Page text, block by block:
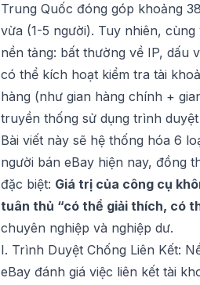
Trung Quốc đóng góp khoảng
vừa (1-5 người). Tuy nhiên,
nền tảng: bất thường về IP, dấu
có thể kích hoạt kiểm tra tài
hàng (như gian hàng chính +
truyền thống sử dụng trình
Bài viết này sẽ hệ thống hóa 6
người bán eBay hiện nay, đồng
đặc biệt: Giá trị của công cụ
tuân thủ “có thể giải thích, có
chuyên nghiệp và nghiệp dư.
I. Trình Duyệt Chống Liên Kết:
eBay đánh giá việc liên kết tài